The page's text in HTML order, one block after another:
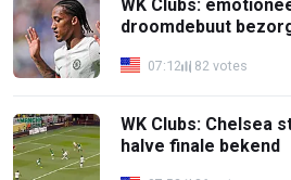
WK Clubs:
droomdebuut
07:12 82 votes
WK Clubs: Chelsea
halve finale bekend